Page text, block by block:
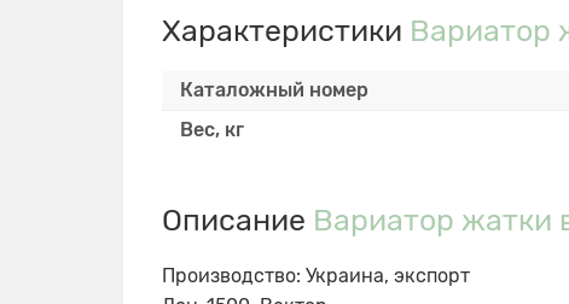
Характеристики Вариатор
Каталожный номер
Вес, кг
Описание Вариатор жатки
Производство: Украина, экспорт